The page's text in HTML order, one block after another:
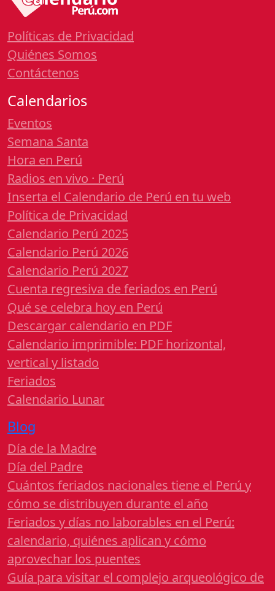
Políticas de Privacidad
Quiénes Somos
Contáctenos
Calendarios
Eventos
Semana Santa
Hora en Perú
Radios en vivo · Perú
Inserta el Calendario de Perú en tu web
Política de Privacidad
Calendario Perú 2025
Calendario Perú 2026
Calendario Perú 2027
Cuenta regresiva de feriados en Perú
Qué se celebra hoy en Perú
Descargar calendario en PDF
Calendario imprimible: PDF horizontal,
vertical y listado
Feriados
Calendario Lunar
Blog
Día de la Madre
Día del Padre
Cuántos feriados nacionales tiene el Perú y
cómo se distribuyen durante el año
Feriados y días no laborables en el Perú:
calendario, quiénes aplican y cómo
aprovechar los puentes
Guía para visitar el complejo arqueológico de